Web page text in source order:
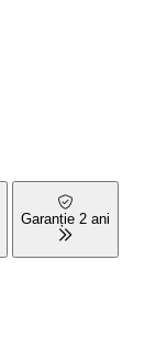
Garanție 2 ani